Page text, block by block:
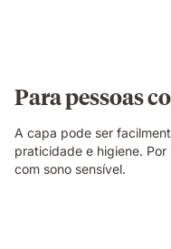
Para pessoas
A capa pode ser
praticidade e higiene.
com sono sensível.